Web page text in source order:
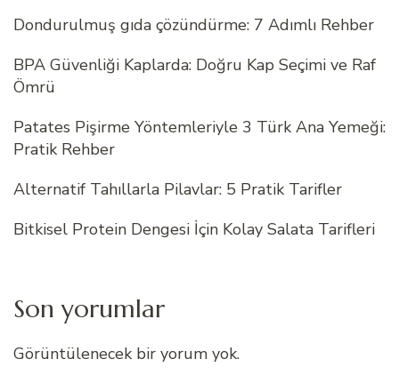
Dondurulmuş gıda çözündürme: 7 Adımlı Rehber
BPA Güvenliği Kaplarda: Doğru Kap Seçimi ve Raf
Ömrü
Patates Pişirme Yöntemleriyle 3 Türk Ana Yemeği:
Pratik Rehber
Alternatif Tahıllarla Pilavlar: 5 Pratik Tarifler
Bitkisel Protein Dengesi İçin Kolay Salata Tarifleri
Son yorumlar
Görüntülenecek bir yorum yok.